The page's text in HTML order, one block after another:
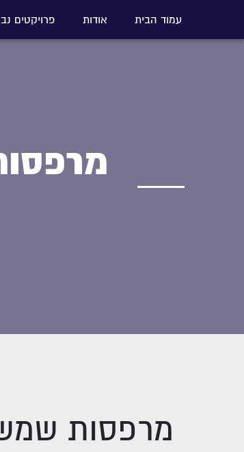
עמוד הבית אודות פרויקטים
מרפסות